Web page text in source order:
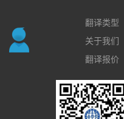
翻译类型
关于我们
翻译报价